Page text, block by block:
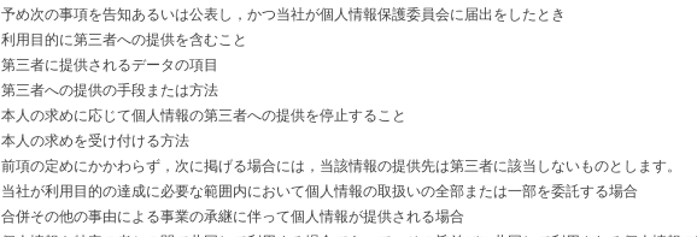
予め次の事項を告知あるいは公表し，かつ当社が個人情報保護委員会に届出をしたとき
利用目的に第三者への提供を含むこと
第三者に提供されるデータの項目
第三者への提供の手段または方法
本人の求めに応じて個人情報の第三者への提供を停止すること
本人の求めを受け付ける方法
前項の定めにかかわらず，次に掲げる場合には，当該情報の提供先は第三者に該当しないものとします。
当社が利用目的の達成に必要な範囲内において個人情報の取扱いの全部または一部を委託する場合
合併その他の事由による事業の承継に伴って個人情報が提供される場合